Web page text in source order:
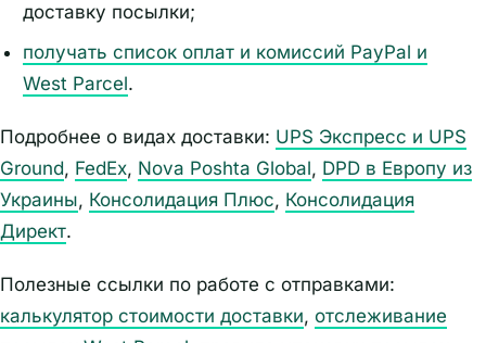
доставку посылки;
получать список оплат и комиссий PayPal и
West Parcel.
Подробнее о видах доставки: UPS Экспресс и UPS
Ground, FedEx, Nova Poshta Global, DPD в Европу из
Украины, Консолидация Плюс, Консолидация
Директ.
Полезные ссылки по работе с отправками:
калькулятор стоимости доставки, отслеживание